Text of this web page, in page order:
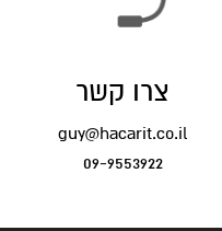
צרו קשר
guy@hacarit.co.il
09-9553922